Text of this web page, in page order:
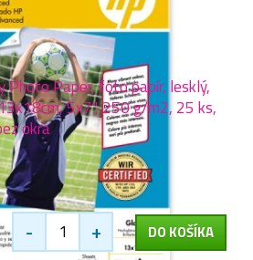
Photo Paper, foto papír, lesklý,
5x7", 250 g/m2, 25 ks,
okra
- + DO KOŠÍKA